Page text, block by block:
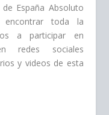
España Absoluto
encontrar toda la
a participar en
redes sociales
y videos de esta